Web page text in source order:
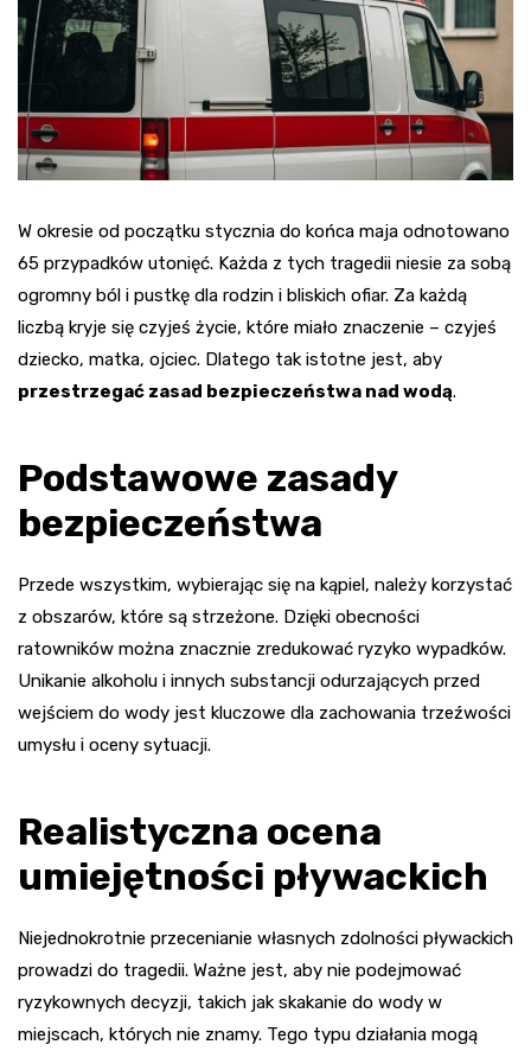
W okresie od początku stycznia do końca maja odnotowano
65 przypadków utonięć. Każda z tych tragedii niesie za sobą
ogromny ból i pustkę dla rodzin i bliskich ofiar. Za każdą
liczbą kryje się czyjeś życie, które miało znaczenie – czyjeś
dziecko, matka, ojciec. Dlatego tak istotne jest, aby
przestrzegać zasad bezpieczeństwa nad wodą.
Podstawowe zasady
bezpieczeństwa
Przede wszystkim, wybierając się na kąpiel, należy korzystać
z obszarów, które są strzeżone. Dzięki obecności
ratowników można znacznie zredukować ryzyko wypadków.
Unikanie alkoholu i innych substancji odurzających przed
wejściem do wody jest kluczowe dla zachowania trzeźwości
umysłu i oceny sytuacji.
Realistyczna ocena
umiejętności pływackich
Niejednokrotnie przecenianie własnych zdolności pływackich
prowadzi do tragedii. Ważne jest, aby nie podejmować
ryzykownych decyzji, takich jak skakanie do wody w
miejscach, których nie znamy. Tego typu działania mogą